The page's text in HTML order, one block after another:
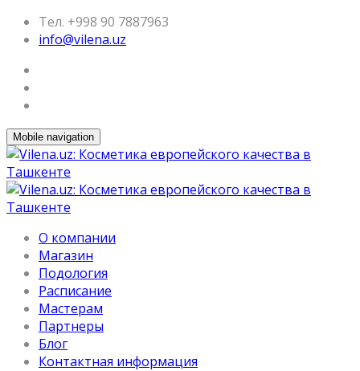
Тел. +998 90 7887963
info@vilena.uz
Mobile navigation
О компании
Магазин
Подология
Расписание
Мастерам
Партнеры
Блог
Контактная информация